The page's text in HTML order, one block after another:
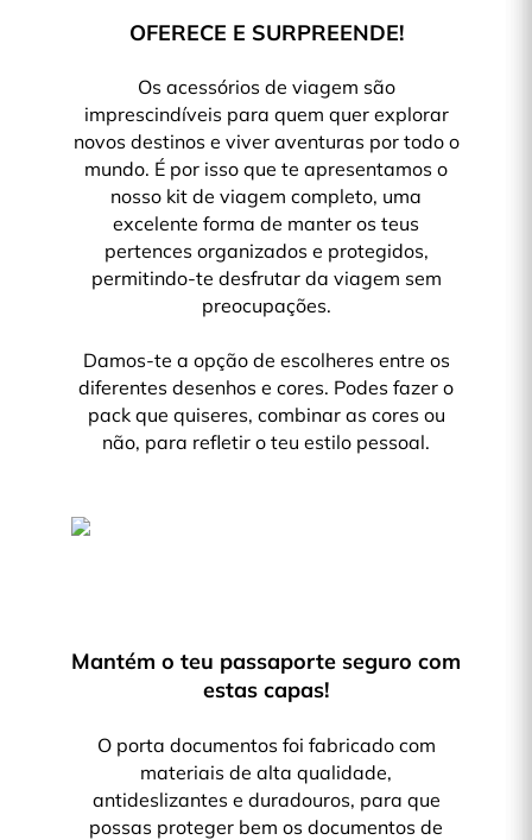
OFERECE E SURPREENDE!
Os acessórios de viagem são
imprescindíveis para quem quer explorar
novos destinos e viver aventuras por todo o
mundo. É por isso que te apresentamos o
nosso kit de viagem completo, uma
excelente forma de manter os teus
pertences organizados e protegidos,
permitindo-te desfrutar da viagem sem
preocupações.
Damos-te a opção de escolheres entre os
diferentes desenhos e cores. Podes fazer o
pack que quiseres, combinar as cores ou
não, para refletir o teu estilo pessoal.
Mantém o teu passaporte seguro com
estas capas!
O porta documentos foi fabricado com
materiais de alta qualidade,
antideslizantes e duradouros, para que
possas proteger bem os documentos de